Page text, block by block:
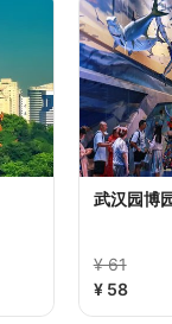
武汉园博
¥ 61
¥ 58